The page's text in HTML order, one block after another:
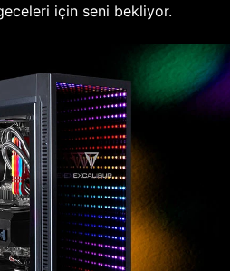
için seni bekliyor.